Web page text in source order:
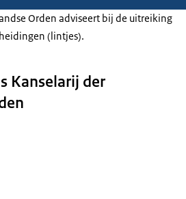
Orden adviseert bij de uitreiking
(lintjes).
Kanselarij der